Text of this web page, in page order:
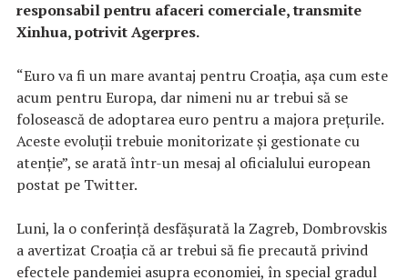
responsabil pentru afaceri comerciale, transmite
Xinhua, potrivit Agerpres.
“Euro va fi un mare avantaj pentru Croaţia, aşa cum este
acum pentru Europa, dar nimeni nu ar trebui să se
folosească de adoptarea euro pentru a majora preţurile.
Aceste evoluţii trebuie monitorizate şi gestionate cu
atenţie”, se arată într-un mesaj al oficialului european
postat pe Twitter.
Luni, la o conferinţă desfăşurată la Zagreb, Dombrovskis
a avertizat Croaţia că ar trebui să fie precaută privind
efectele pandemiei asupra economiei, în special gradul